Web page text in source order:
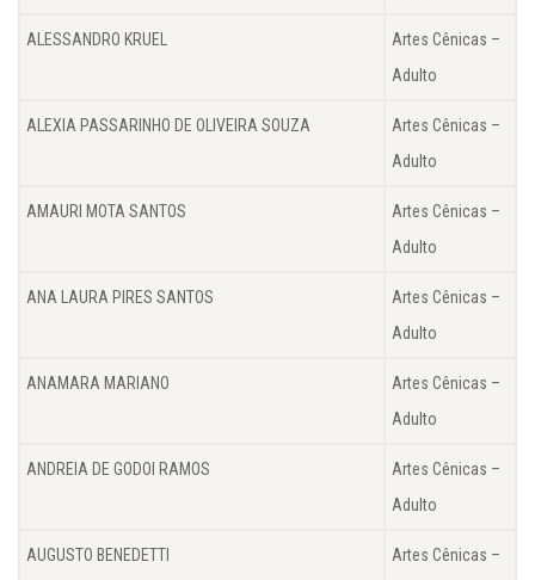
ALESSANDRO KRUEL
Artes Cênicas –
Adulto
ALEXIA PASSARINHO DE OLIVEIRA SOUZA
Artes Cênicas –
Adulto
AMAURI MOTA SANTOS
Artes Cênicas –
Adulto
ANA LAURA PIRES SANTOS
Artes Cênicas –
Adulto
ANAMARA MARIANO
Artes Cênicas –
Adulto
ANDREIA DE GODOI RAMOS
Artes Cênicas –
Adulto
AUGUSTO BENEDETTI
Artes Cênicas –